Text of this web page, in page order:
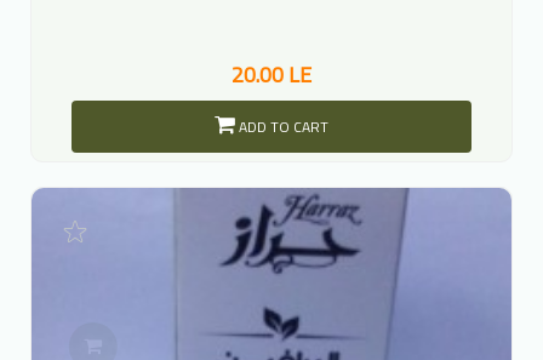
20.00 LE
ADD TO CART